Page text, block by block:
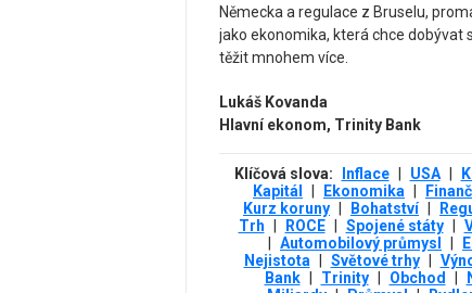
Německa a regulace z Bruselu,
jako ekonomika, která chce
těžit mnohem více.
Lukáš Kovanda
Hlavní ekonom, Trinity Bank
Klíčová slova: Inflace USA
Kapitál
Ekonomika
Kurz koruny
Bohatství
Trh
ROCE Spojené státy
Automobilový průmysl
Nejistota
Světové trhy
Bank
Trinity Obchod